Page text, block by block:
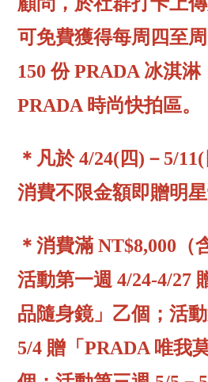
可免費獲得每周四至
150 份 PRADA 冰淇
PRADA 時尚快拍區。
＊凡於 4/24(四)－5/
消費不限金額即贈明星
＊消費滿 NT$8,000（
活動第一週 4/24-4/27
品隨身鏡」乙個；活
5/4 贈「PRADA 唯我